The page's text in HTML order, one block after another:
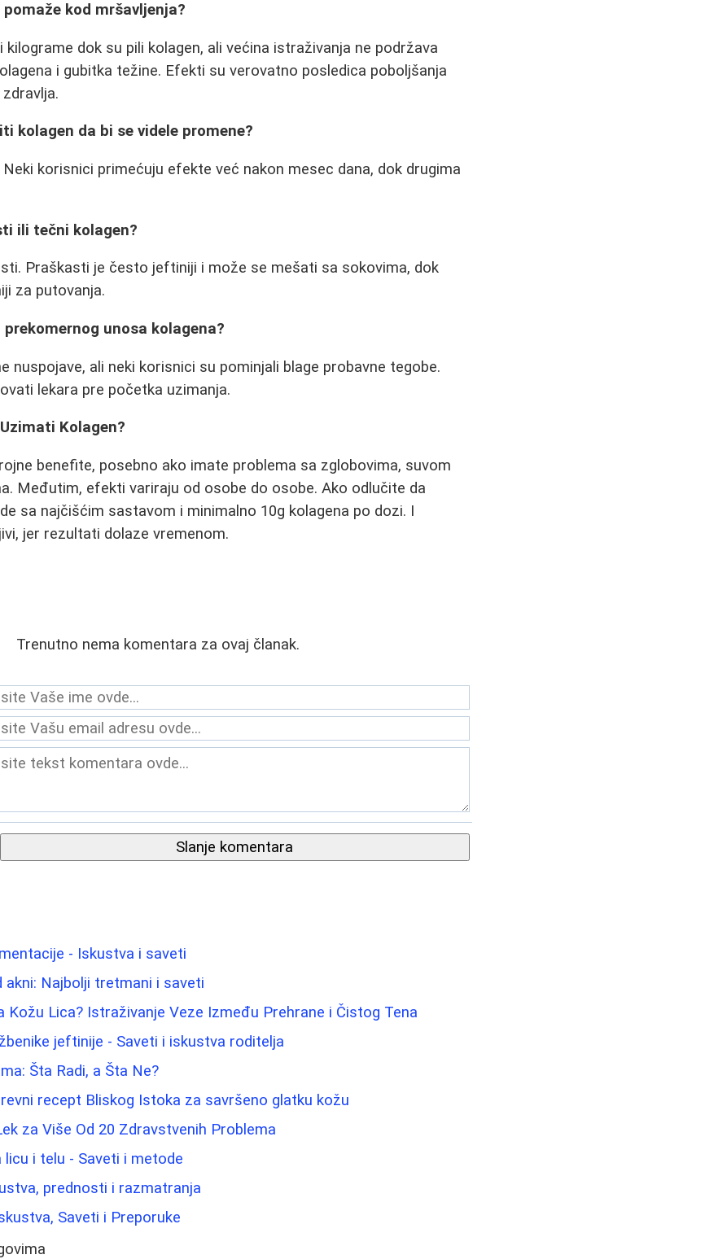
kod mršavljenja?
kilograme dok su pili kolagen, ali većina istraživanja ne podržava
i gubitka težine. Efekti su verovatno posledica poboljšanja
kolagen da bi se videle promene?
korisnici primećuju efekte već nakon mesec dana, dok drugima
ili tečni kolagen?
Praškasti je često jeftiniji i može se mešati sa sokovima, dok
za putovanja.
unosa kolagena?
nuspojave, ali neki korisnici su pominjali blage probavne tegobe.
lekara pre početka uzimanja.
Kolagen?
benefite, posebno ako imate problema sa zglobovima, suvom
Međutim, efekti variraju od osobe do osobe. Ako odlučite da
sa najčišćim sastavom i minimalno 10g kolagena po dozi. I
jer rezultati dolaze vremenom.
Trenutno nema komentara za ovaj članak.
Slanje komentara
- Iskustva i saveti
akni: Najbolji tretmani i saveti
Kožu Lica? Istraživanje Veze Između Prehrane i Čistog Tena
jeftinije - Saveti i iskustva roditelja
Šta Radi, a Šta Ne?
recept Bliskog Istoka za savršeno glatku kožu
za Više Od 20 Zdravstvenih Problema
i telu - Saveti i metode
prednosti i razmatranja
Saveti i Preporuke